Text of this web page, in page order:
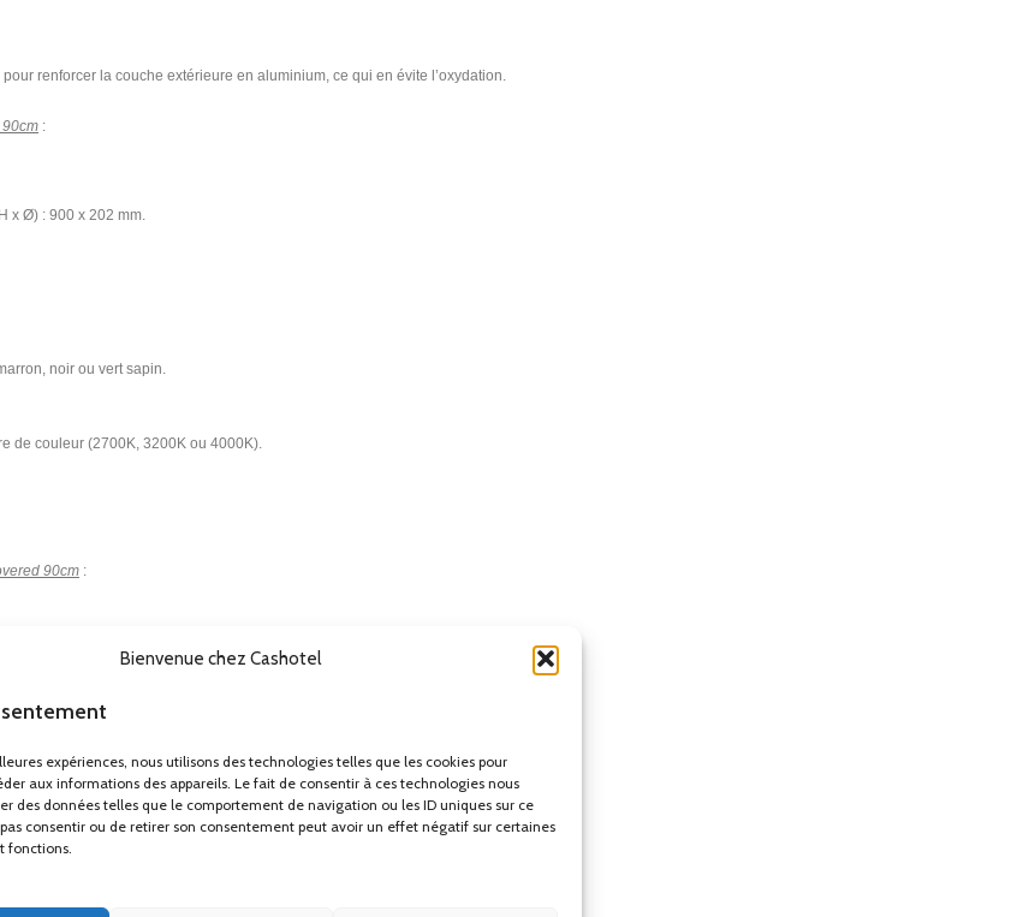
Bienvenue chez Cashotel
expériences, nous utilisons des technologies telles que les cookies pour
aux informations des appareils. Le fait de consentir à ces technologies nous
des données telles que le comportement de navigation ou les ID uniques sur ce
consentir ou de retirer son consentement peut avoir un effet négatif sur certaines
fonctions.
renforcer la couche extérieure en aluminium, ce qui en évite l’oxydation.
:
x Ø) : 900 x 202 mm.
noir ou vert sapin.
de couleur (2700K, 3200K ou 4000K).
90cm :